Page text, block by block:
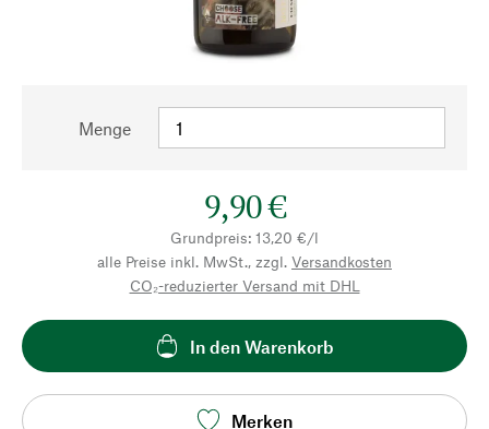
Menge
9,90 €
Grundpreis: 13,20 €/l
alle Preise inkl. MwSt., zzgl. Versandkosten
CO₂-reduzierter Versand mit DHL
In den Warenkorb
Merken